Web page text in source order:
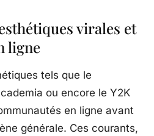
virales et
ligne
tels que le
ou encore le Y2K
en ligne avant
générale. Ces courants,